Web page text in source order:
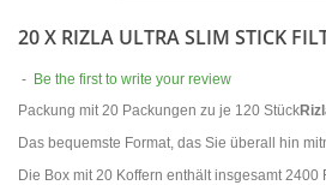
20 X RIZLA ULTRA SLIM STICK
- Be the first to write your review
Packung mit 20 Packungen zu je 120 Stück
Das bequemste Format, das Sie überall hin
Die Box mit 20 Koffern enthält insgesamt